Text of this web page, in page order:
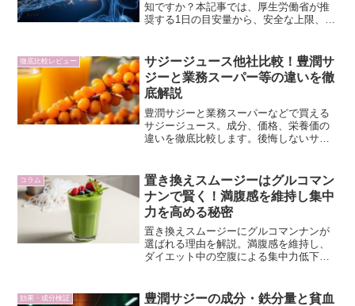
知ですか？本記事では、厚生労働省が推
奨する1日の目安量から、安全な上限、そ
サポートします。
徹底比較レビュー
サジージュース他社比較！豊潤サ
ジーと業務スーパー等の違いを徹
底解説
豊潤サジーと業務スーパーなどで買える
サジージュース。成分、価格、栄養価の
違いを徹底比較します。後悔しないサジ
コラム
置き換えスムージーはグルコマン
ナンで賢く！満腹感を維持し集中
力を高める秘密
置き換えスムージーにグルコマンナンが
選ばれる理由を解説。満腹感を維持し、
ダイエット中の空腹による集中力低下を
効果・成分検証
豊潤サジーの成分・鉄分量と貧血